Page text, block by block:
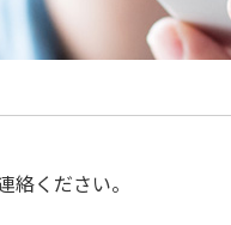
ください。